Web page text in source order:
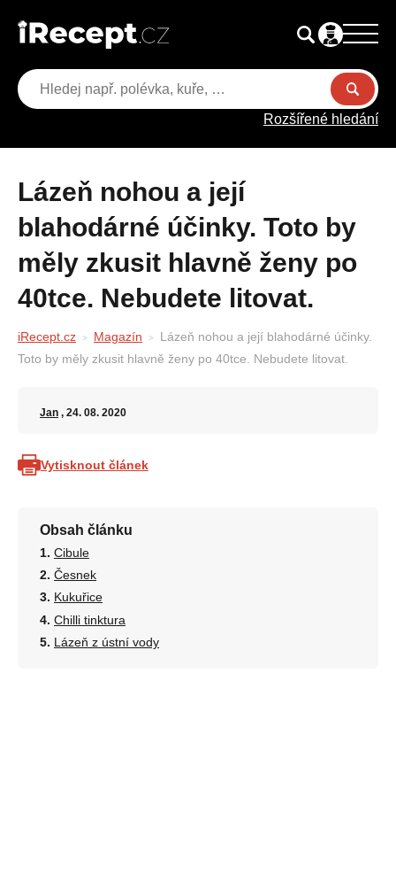
Rozšířené hledání
Lázeň nohou a její
blahodárné účinky. Toto by
měly zkusit hlavně ženy po
40tce. Nebudete litovat.
iRecept.cz Magazín
Lázeň nohou a její blahodárné účinky.
Toto by měly zkusit hlavně ženy po 40tce. Nebudete litovat.
Jan , 24. 08. 2020
Vytisknout článek
Obsah článku
Cibule
Česnek
Kukuřice
Chilli tinktura
Lázeň z ústní vody